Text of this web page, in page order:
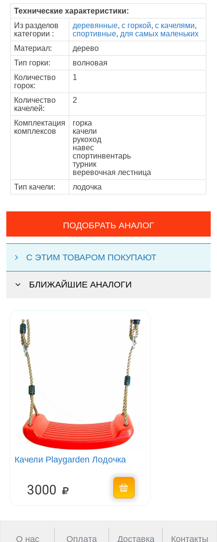
Технические характеристики:
Из разделов
категории :
деревянные,с горкой,с качелями,
спортивные, для самых маленьких
Материал:
дерево
Тип горки:
волновая
Количество
горок:
1
Количество
качелей:
2
Комплектация
комплексов
горка
качели
рукоход
навес
спортинвентарь
турник
веревочная лестница
Тип качели:
лодочка
ПОДОБРАТЬ АНАЛОГ
С ЭТИМ ТОВАРОМ ПОКУПАЮТ
БЛИЖАЙШИЕ АНАЛОГИ
Качели Playgarden Лодочка
3000
О нас Оплата Доставка Контакты